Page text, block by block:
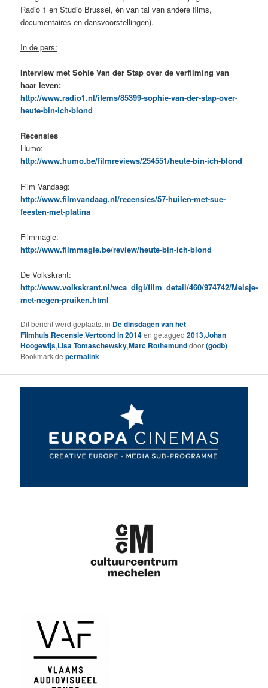
Radio 1 en Studio Brussel, én van tal van andere films,
documentaires en dansvoorstellingen).
In de pers:
Interview met Sohie Van der Stap over de verfilming van
haar leven:
http://www.radio1.nl/items/85399-sophie-van-der-stap-over-
heute-bin-ich-blond
Recensies
Humo:
http://www.humo.be/filmreviews/254551/heute-bin-ich-blond
Film Vandaag:
http://www.filmvandaag.nl/recensies/57-huilen-met-sue-
feesten-met-platina
Filmmagie:
http://www.filmmagie.be/review/heute-bin-ich-blond
De Volkskrant:
http://www.volkskrant.nl/wca_digi/film_detail/460/974742/Meisje-
met-negen-pruiken.html
Dit bericht werd geplaatst in De dinsdagen van het
Filmhuis,Recensie,Vertoond in 2014en getagged2013,Johan
Hoogewijs,Lisa Tomaschewsky,Marc Rothemunddoor(godb) .
Bookmark depermalink .